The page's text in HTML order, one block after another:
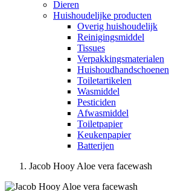
Dieren
Huishoudelijke producten
Overig huishoudelijk
Reinigingsmiddel
Tissues
Verpakkingsmaterialen
Huishoudhandschoenen
Toiletartikelen
Wasmiddel
Pesticiden
Afwasmiddel
Toiletpapier
Keukenpapier
Batterijen
Jacob Hooy Aloe vera facewash